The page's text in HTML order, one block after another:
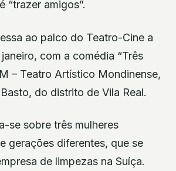
“trazer amigos”.
ao palco do Teatro-Cine a
com a comédia “Três
– Teatro Artístico Mondinense,
do distrito de Vila Real.
se sobre três mulheres
gerações diferentes, que se
de limpezas na Suíça.